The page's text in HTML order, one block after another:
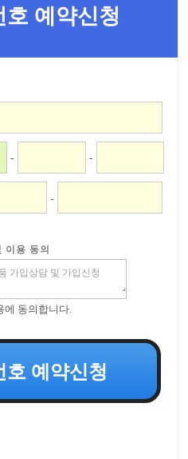
예약신청
- -
-
이용 동의
에 동의합니다.
호 예약신청